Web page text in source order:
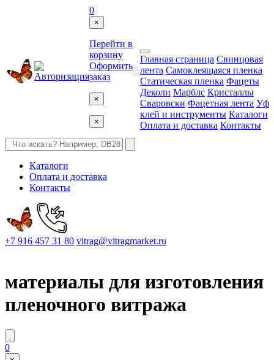
0
×
Перейти в
корзину
Оформить
заказ
×
×
Главная страница Свинцовая
лента Самоклеящаяся пленка
Статическая пленка Фацеты
Деколи Марблс Кристаллы
Сваровски Фацетная лента Уф
клей и инструменты Каталоги
Оплата и доставка Контакты
Каталоги
Оплата и доставка
Контакты
+7 916 457 31 80 vitrag@vitragmarket.ru
материалы для изготовления
пленочного витража
0